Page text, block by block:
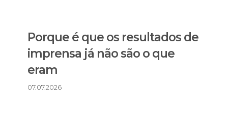
Porque é que os resultados de
imprensa já não são o que
eram
07.07.2026